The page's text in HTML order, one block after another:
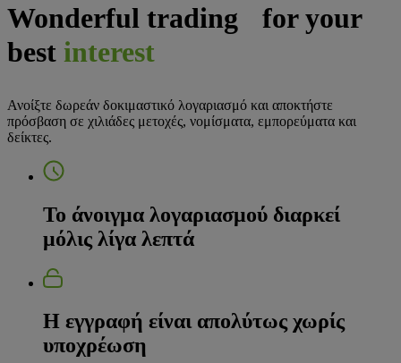
Wonderful trading for your
best interest
Ανοίξτε δωρεάν δοκιμαστικό λογαριασμό και αποκτήστε
πρόσβαση σε χιλιάδες μετοχές, νομίσματα, εμπορεύματα και
δείκτες.
Το άνοιγμα λογαριασμού διαρκεί
μόλις λίγα λεπτά
Η εγγραφή είναι απολύτως χωρίς
υποχρέωση